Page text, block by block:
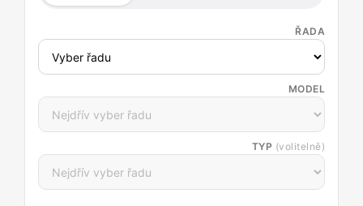
ŘADA
MODEL
TYP (volitelně)